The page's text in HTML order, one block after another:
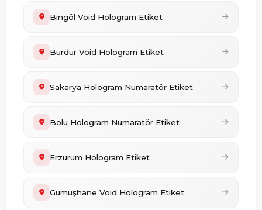
Bingöl Void Hologram Etiket
Burdur Void Hologram Etiket
Sakarya Hologram Numaratör Etiket
Bolu Hologram Numaratör Etiket
Erzurum Hologram Etiket
Gümüşhane Void Hologram Etiket